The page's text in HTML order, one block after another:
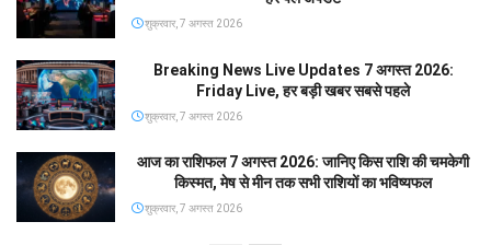
शुक्रवार, 7 अगस्त 2026
Breaking News Live Updates 7 अगस्त 2026:
Friday Live, हर बड़ी खबर सबसे पहले
शुक्रवार, 7 अगस्त 2026
आज का राशिफल 7 अगस्त 2026: जानिए किस राशि की चमकेगी
किस्मत, मेष से मीन तक सभी राशियों का भविष्यफल
शुक्रवार, 7 अगस्त 2026